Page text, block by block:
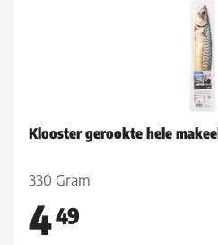
Klooster gerookte hele makeel
330 Gram
449